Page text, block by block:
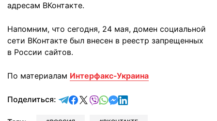
адресам ВКонтакте.
Напомним, что сегодня, 24 мая, домен социальной
сети ВКонтакте был внесен в реестр запрещенных
в России сайтов.
По материалам Интерфакс-Украина
Поделиться: отправить в Telegram
поделиться в Facebook
поделиться в X
отправить в Viber
отправить в Whatsapp
отправить в Messenger
отправить в LinkedIn